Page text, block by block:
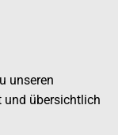
unseren
und übersichtlich